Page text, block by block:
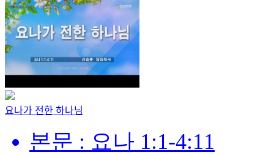
요나가 전한 하나님
본문 : 요나 1:1-4:11